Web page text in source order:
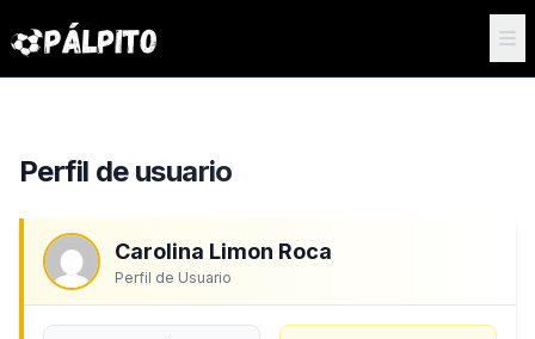
Perfil de usuario
Carolina Limon Roca
Perfil de Usuario